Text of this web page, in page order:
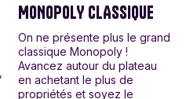
MONOPOLY CLASSIQUE
On ne présente plus le grand
classique Monopoly !
Avancez autour du plateau
en achetant le plus de
propriétés et soyez le